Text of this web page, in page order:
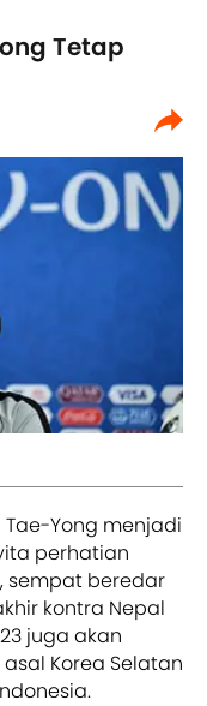
Tetap
Yong menjadi
perhatian
sempat beredar
kontra Nepal
juga akan
Korea Selatan